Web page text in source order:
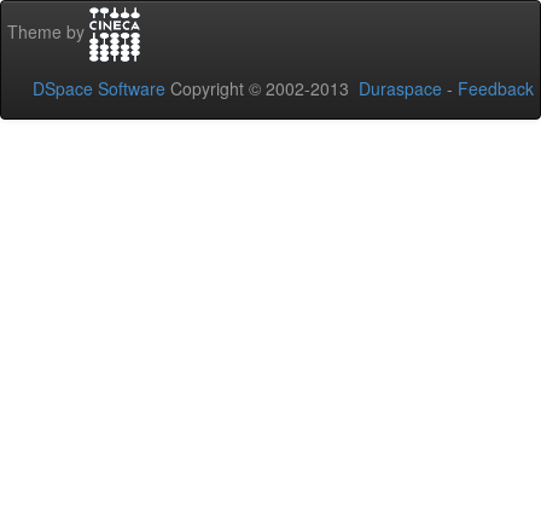
Theme by
DSpace Software Copyright © 2002-2013 Duraspace - Feedback